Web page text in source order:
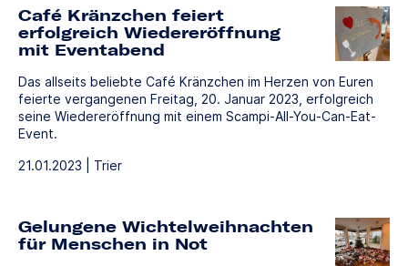
Café Kränzchen feiert
erfolgreich Wiedereröffnung
mit Eventabend
Das allseits beliebte Café Kränzchen im Herzen von Euren
feierte vergangenen Freitag, 20. Januar 2023, erfolgreich
seine Wiedereröffnung mit einem Scampi-All-You-Can-Eat-
Event.
21.01.2023 | Trier
Gelungene Wichtelweihnachten
für Menschen in Not